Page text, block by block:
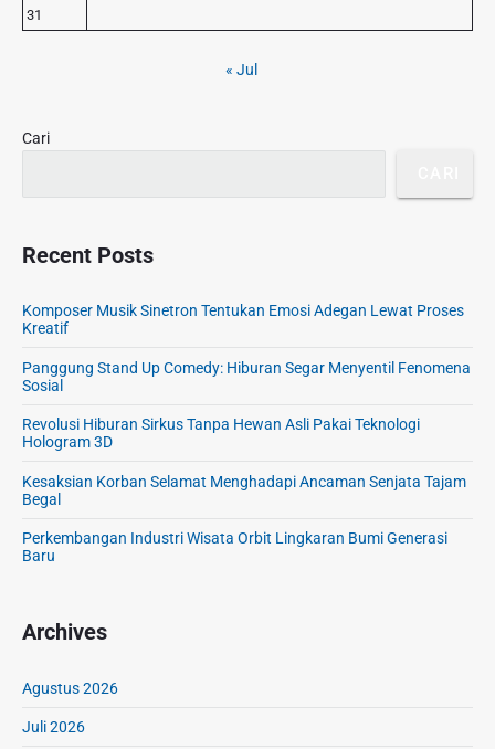
d
e
31
« Jul
Cari
Recent Posts
Komposer Musik Sinetron Tentukan Emosi Adegan Lewat Proses
Kreatif
Panggung Stand Up Comedy: Hiburan Segar Menyentil Fenomena
Sosial
Revolusi Hiburan Sirkus Tanpa Hewan Asli Pakai Teknologi
Hologram 3D
Kesaksian Korban Selamat Menghadapi Ancaman Senjata Tajam
Begal
Perkembangan Industri Wisata Orbit Lingkaran Bumi Generasi
Baru
Archives
Agustus 2026
Juli 2026